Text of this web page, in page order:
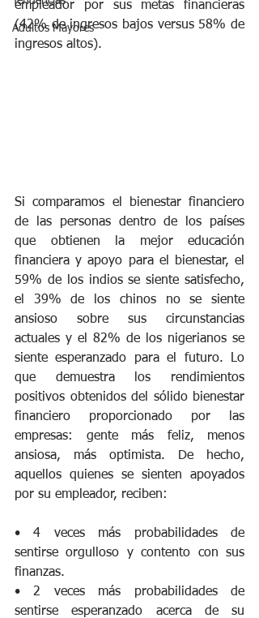
Adultos Mayores
empleador por sus metas financieras
(42% de ingresos bajos versus 58% de
ingresos altos).
Si comparamos el bienestar financiero
de las personas dentro de los países
que obtienen la mejor educación
financiera y apoyo para el bienestar, el
59% de los indios se siente satisfecho,
el 39% de los chinos no se siente
ansioso sobre sus circunstancias
actuales y el 82% de los nigerianos se
siente esperanzado para el futuro. Lo
que demuestra los rendimientos
positivos obtenidos del sólido bienestar
financiero proporcionado por las
empresas: gente más feliz, menos
ansiosa, más optimista. De hecho,
aquellos quienes se sienten apoyados
por su empleador, reciben:
• 4 veces más probabilidades de
sentirse orgulloso y contento con sus
finanzas.
• 2 veces más probabilidades de
sentirse esperanzado acerca de su